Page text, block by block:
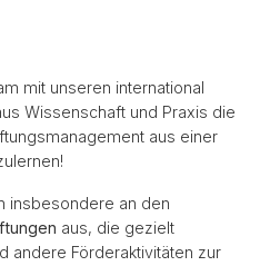
mit unseren international
Wissenschaft und Praxis die
aus einer
insbesondere an den
aus, die gezielt
andere Förderaktivitäten zur